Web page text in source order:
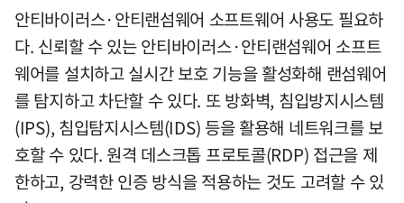
안티바이러스·안티랜섬웨어 소프트웨어 사용도 필요하
다. 신뢰할 수 있는 안티바이러스·안티랜섬웨어 소프트
웨어를 설치하고 실시간 보호 기능을 활성화해 랜섬웨어
를 탐지하고 차단할 수 있다. 또 방화벽, 침입방지시스템
(IPS), 침입탐지시스템(IDS) 등을 활용해 네트워크를 보
호할 수 있다. 원격 데스크톱 프로토콜(RDP) 접근을 제
한하고, 강력한 인증 방식을 적용하는 것도 고려할 수 있